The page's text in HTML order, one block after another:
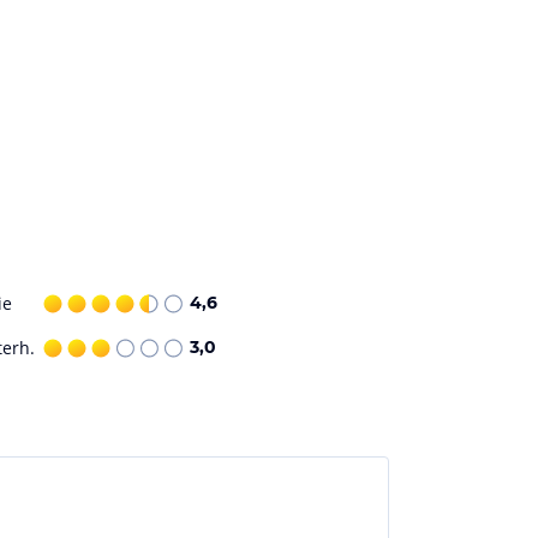
4,6
3,0